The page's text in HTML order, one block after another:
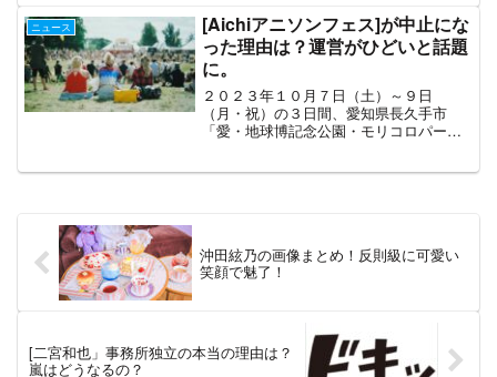
事件概要発生日時：2023年９月２５日
午前１１時すぎ場所：新...
ニュース
[Aichiアニソンフェス]が中止にな
った理由は？運営がひどいと話題
に。
２０２３年１０月７日（土）～９日
（月・祝）の３日間、愛知県長久手市
「愛・地球博記念公園・モリコロパー
沖田絃乃の画像まとめ！反則級に可愛い
笑顔で魅了！
[二宮和也」事務所独立の本当の理由は？
嵐はどうなるの？